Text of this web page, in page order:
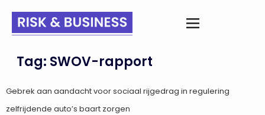
Tag: SWOV-rapport
Gebrek aan aandacht voor sociaal rijgedrag in regulering
zelfrijdende auto’s baart zorgen